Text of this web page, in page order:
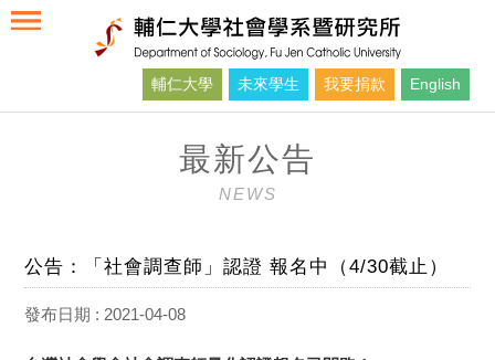
輔仁大學 未來學生 我要捐款 English
最新公告
NEWS
公告：「社會調查師」認證 報名中（4/30截止）
發布日期 : 2021-04-08